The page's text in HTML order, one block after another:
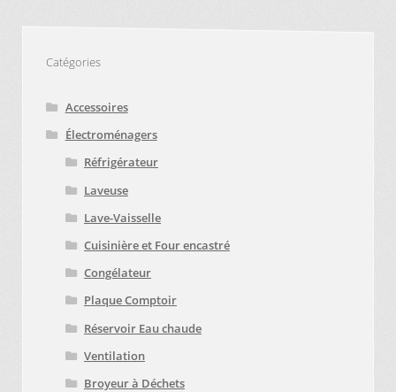
Catégories
Accessoires
Électroménagers
Réfrigérateur
Laveuse
Lave-Vaisselle
Cuisinière et Four encastré
Congélateur
Plaque Comptoir
Réservoir Eau chaude
Ventilation
Broyeur à Déchets